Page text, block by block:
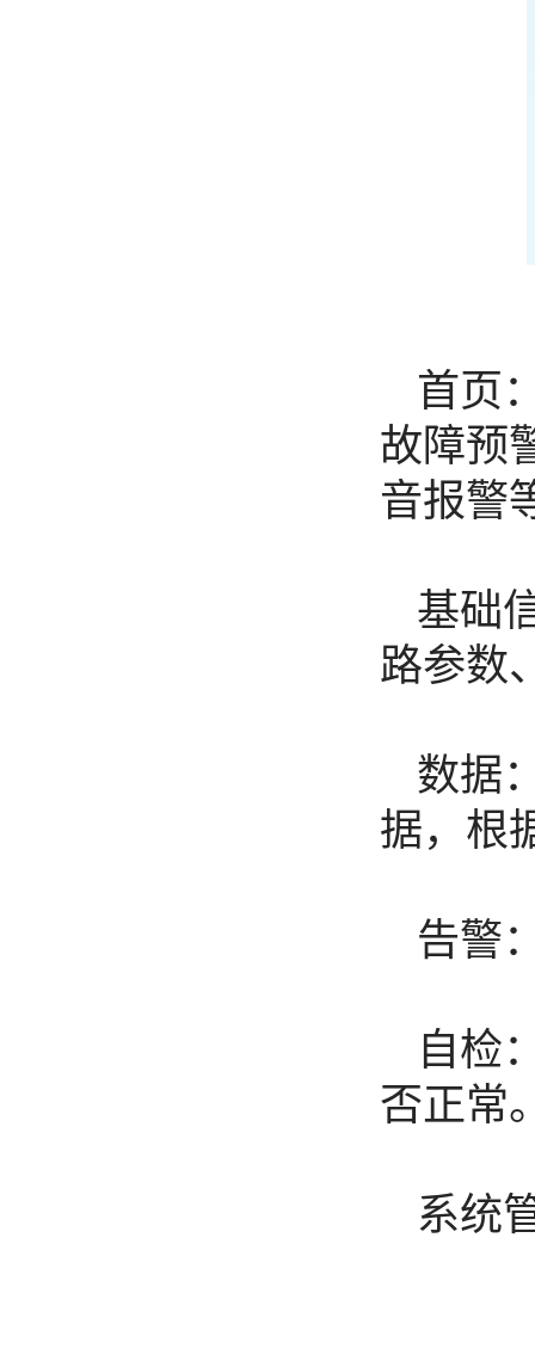
首页
故障预
音报警
基础
路参数
数据
据，根
告警
自检
否正常
系统